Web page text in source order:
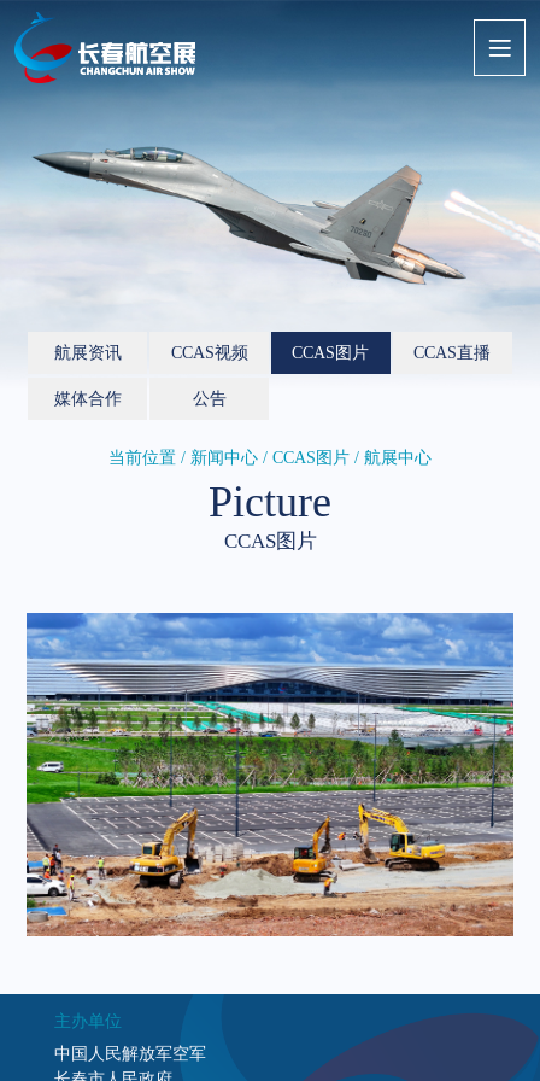
航展资讯 CCAS视频 CCAS图片 CCAS直播
媒体合作 公告
当前位置 / 新闻中心 / CCAS图片 / 航展中心
Picture
CCAS图片
主办单位
中国人民解放军空军